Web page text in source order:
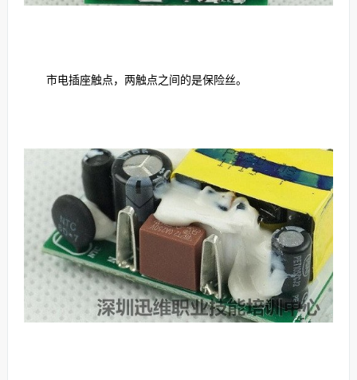
市电插座触点，两触点之间的是保险丝。